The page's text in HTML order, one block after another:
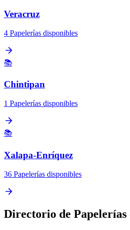
Veracruz
4 Papelerías disponibles
📚
Chintipan
1 Papelerías disponibles
📚
Xalapa-Enríquez
36 Papelerías disponibles
Directorio de Papelerías